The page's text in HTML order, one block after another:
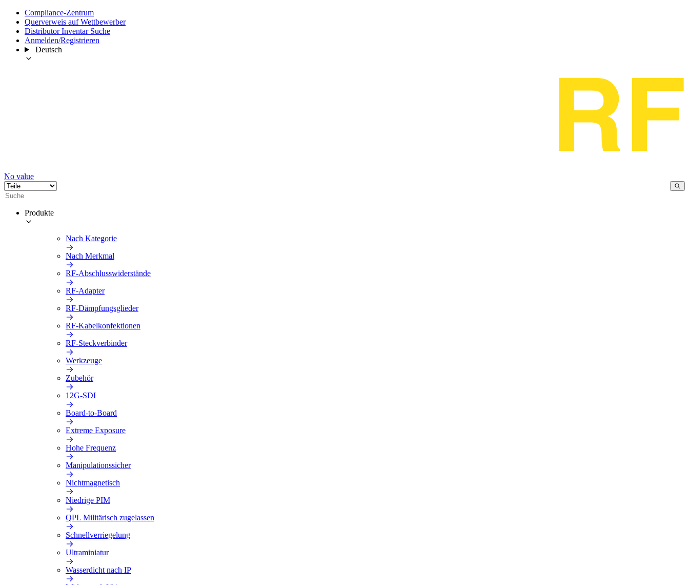
Compliance-Zentrum
Querverweis auf Wettbewerber
Distributor Inventar Suche
Anmelden/Registrieren
Deutsch
No value
Produkte
Nach Kategorie
Nach Merkmal
RF-Abschlusswiderstände
RF-Adapter
RF-Dämpfungsglieder
RF-Kabelkonfektionen
RF-Steckverbinder
Werkzeuge
Zubehör
12G-SDI
Board-to-Board
Extreme Exposure
Hohe Frequenz
Manipulationssicher
Nichtmagnetisch
Niedrige PIM
QPL Militärisch zugelassen
Schnellverriegelung
Ultraminiatur
Wasserdicht nach IP